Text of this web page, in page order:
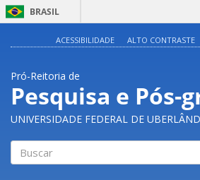
BRASIL
ACESSIBILIDADE ALTO CONTRASTE
Pró-Reitoria de
Pesquisa e Pós-
UNIVERSIDADE FEDERAL DE